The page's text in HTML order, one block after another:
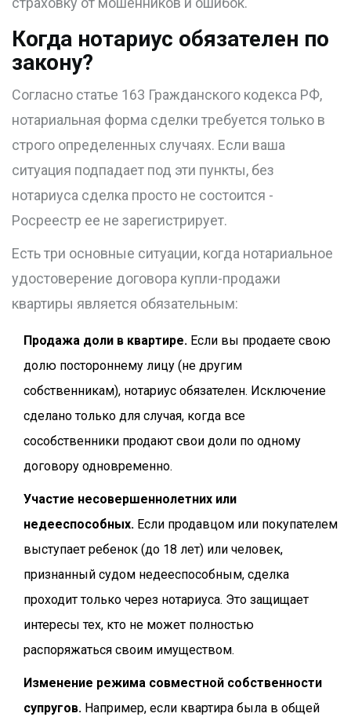
Когда нотариус обязателен по
закону?
Согласно статье 163 Гражданского кодекса РФ,
нотариальная форма сделки требуется только в
строго определенных случаях. Если ваша
ситуация подпадает под эти пункты, без
нотариуса сделка просто не состоится -
Росреестр ее не зарегистрирует.
Есть три основные ситуации, когда нотариальное
удостоверение договора купли-продажи
квартиры является обязательным:
Продажа доли в квартире. Если вы продаете свою
долю постороннему лицу (не другим
собственникам), нотариус обязателен. Исключение
сделано только для случая, когда все
сособственники продают свои доли по одному
договору одновременно.
Участие несовершеннолетних или
недееспособных. Если продавцом или покупателем
выступает ребенок (до 18 лет) или человек,
признанный судом недееспособным, сделка
проходит только через нотариуса. Это защищает
интересы тех, кто не может полностью
распоряжаться своим имуществом.
Изменение режима совместной собственности
супругов. Например, если квартира была в общей